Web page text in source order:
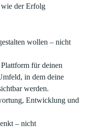
wie der Erfolg
wollen – nicht
für deinen
in dem deine
werden.
Entwicklung und
– nicht